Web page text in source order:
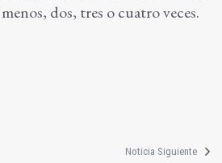
dos, tres o cuatro veces.
Noticia Siguiente